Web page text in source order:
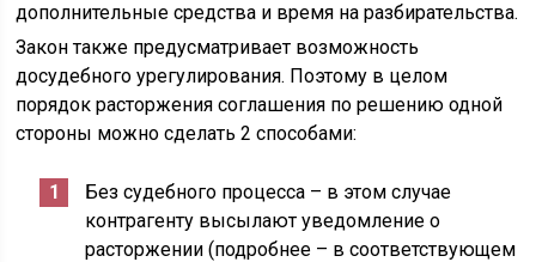
дополнительные средства и время на разбирательства.
Закон также предусматривает возможность
досудебного урегулирования. Поэтому в целом
порядок расторжения соглашения по решению одной
стороны можно сделать 2 способами:
Без судебного процесса – в этом случае
контрагенту высылают уведомление о
расторжении (подробнее – в соответствующем